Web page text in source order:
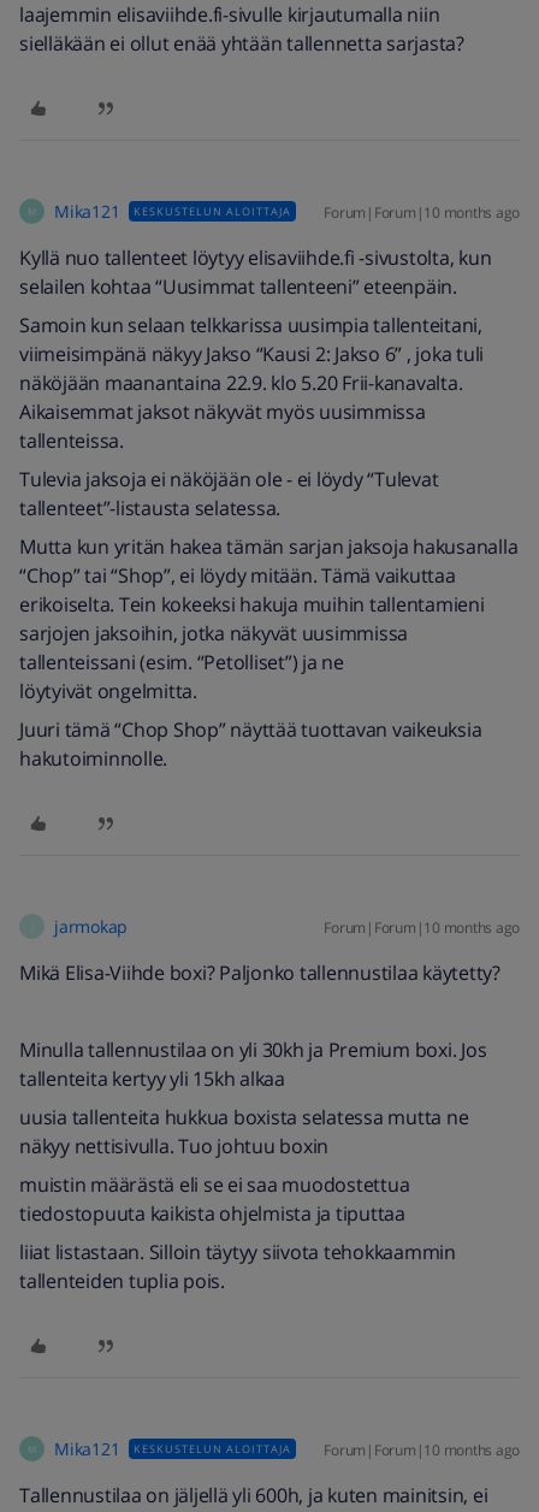
laajemmin elisaviihde.fi-sivulle kirjautumalla niin
sielläkään ei ollut enää yhtään tallennetta sarjasta?
M Mika121 KESKUSTELUN ALOITTAJA Forum|Forum|10 months ago
Kyllä nuo tallenteet löytyy elisaviihde.fi -sivustolta, kun
selailen kohtaa “Uusimmat tallenteeni” eteenpäin.
Samoin kun selaan telkkarissa uusimpia tallenteitani,
viimeisimpänä näkyy Jakso “Kausi 2: Jakso 6” , joka tuli
näköjään maanantaina 22.9. klo 5.20 Frii-kanavalta.
Aikaisemmat jaksot näkyvät myös uusimmissa
tallenteissa.
Tulevia jaksoja ei näköjään ole - ei löydy “Tulevat
tallenteet”-listausta selatessa.
Mutta kun yritän hakea tämän sarjan jaksoja hakusanalla
“Chop” tai “Shop”, ei löydy mitään. Tämä vaikuttaa
erikoiselta. Tein kokeeksi hakuja muihin tallentamieni
sarjojen jaksoihin, jotka näkyvät uusimmissa
tallenteissani (esim. “Petolliset”) ja ne
löytyivät ongelmitta.
Juuri tämä “Chop Shop” näyttää tuottavan vaikeuksia
hakutoiminnolle.
jarmokap Forum|Forum|10 months ago
Mikä Elisa-Viihde boxi? Paljonko tallennustilaa käytetty?
Minulla tallennustilaa on yli 30kh ja Premium boxi. Jos
tallenteita kertyy yli 15kh alkaa
uusia tallenteita hukkua boxista selatessa mutta ne
näkyy nettisivulla. Tuo johtuu boxin
muistin määrästä eli se ei saa muodostettua
tiedostopuuta kaikista ohjelmista ja tiputtaa
liiat listastaan. Silloin täytyy siivota tehokkaammin
tallenteiden tuplia pois.
M Mika121 KESKUSTELUN ALOITTAJA Forum|Forum|10 months ago
Tallennustilaa on jäljellä yli 600h, ja kuten mainitsin, ei